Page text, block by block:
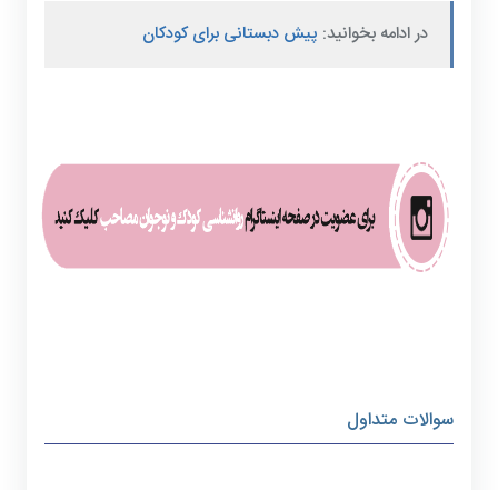
در ادامه بخوانید: پیش دبستانی برای کودکان
سوالات متداول